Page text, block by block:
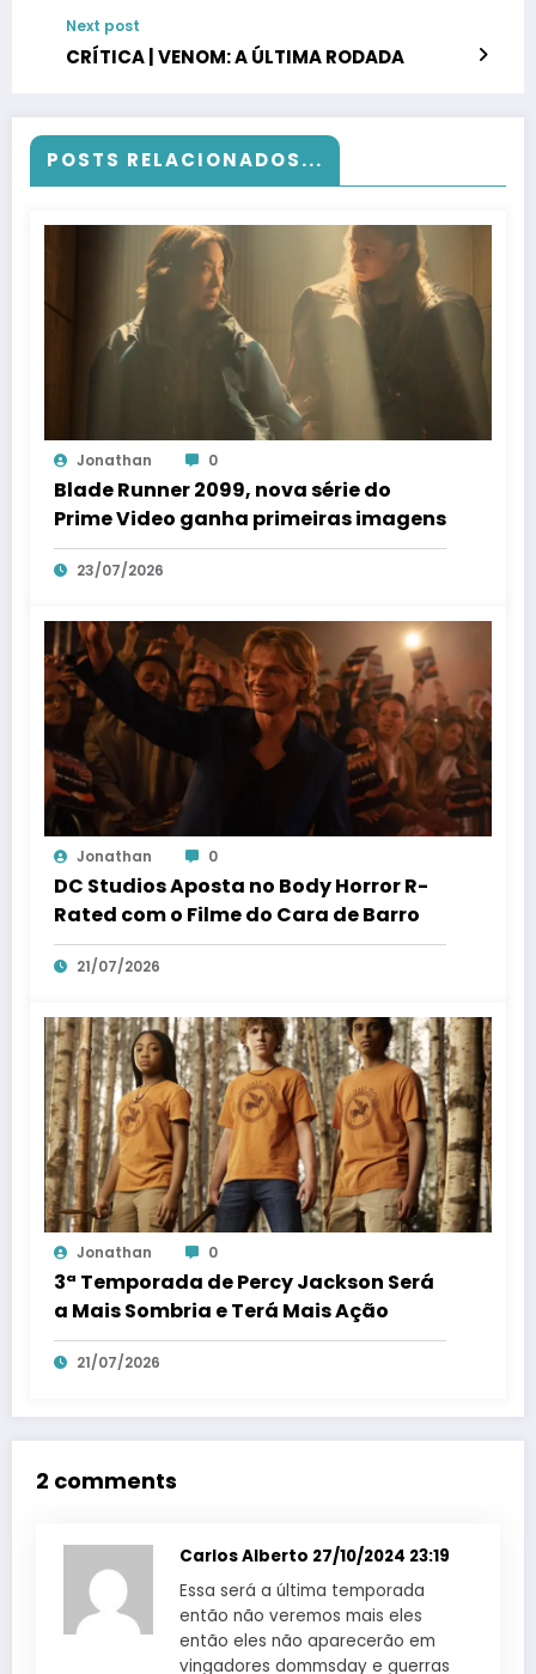
Next post
CRÍTICA | VENOM: A ÚLTIMA RODADA
POSTS RELACIONADOS...
Jonathan 0
Blade Runner 2099, nova série do
Prime Video ganha primeiras imagens
23/07/2026
Jonathan 0
DC Studios Aposta no Body Horror R-
Rated com o Filme do Cara de Barro
21/07/2026
Jonathan 0
3ª Temporada de Percy Jackson Será
a Mais Sombria e Terá Mais Ação
21/07/2026
2 comments
Carlos Alberto 27/10/2024 23:19
Essa será a última temporada
então não veremos mais eles
então eles não aparecerão em
vingadores dommsday e guerras